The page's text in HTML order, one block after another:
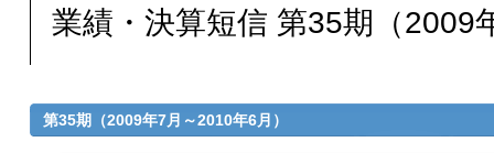
業績・決算短信 第35期（2009
第35期（2009年7月～2010年6月）